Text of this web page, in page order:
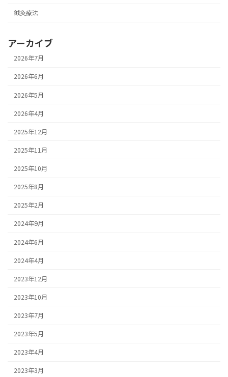
鍼灸療法
アーカイブ
2026年7月
2026年6月
2026年5月
2026年4月
2025年12月
2025年11月
2025年10月
2025年8月
2025年2月
2024年9月
2024年6月
2024年4月
2023年12月
2023年10月
2023年7月
2023年5月
2023年4月
2023年3月